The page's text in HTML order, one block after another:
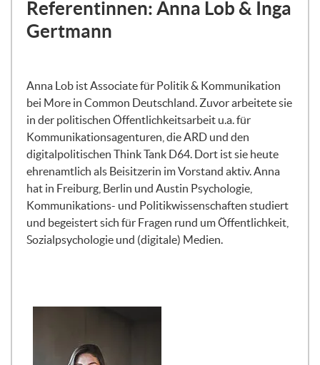
verstehen, was darunter liegt: Welche
Gefühle, welche Werte, welche
grundlegenden Einstellungen und welche
Gesellschaft entwickeln und bestimmte
gesellschaftliche Vorkommnisse auf eine
bestimmte Art und Weise wahrnehmen.
Ich bin mir sicher, viele von euch waren
schon in Situationen, wo ihr auf dieselbe
Situation, vielleicht auf dasselbe
politische Vorkommen, eine ganz andere
Perspektive hattet als die Person, mit der
ihr euch unterhalten habt. Wir glauben,
Forschungsansatz sind wir erstmals 2019
Referentinnen: Anna Lob & Inga
Gertmann
Anna Lob ist Associate für Politik & Kommunikation
bei More in Common Deutschland. Zuvor arbeitete sie
in der politischen Öffentlichkeitsarbeit u.a. für
Kommunikationsagenturen, die ARD und den
digitalpolitischen Think Tank D64. Dort ist sie heute
ehrenamtlich als Beisitzerin im Vorstand aktiv. Anna
hat in Freiburg, Berlin und Austin Psychologie,
Kommunikations- und Politikwissenschaften studiert
und begeistert sich für Fragen rund um Öffentlichkeit,
Sozialpsychologie und (digitale) Medien.